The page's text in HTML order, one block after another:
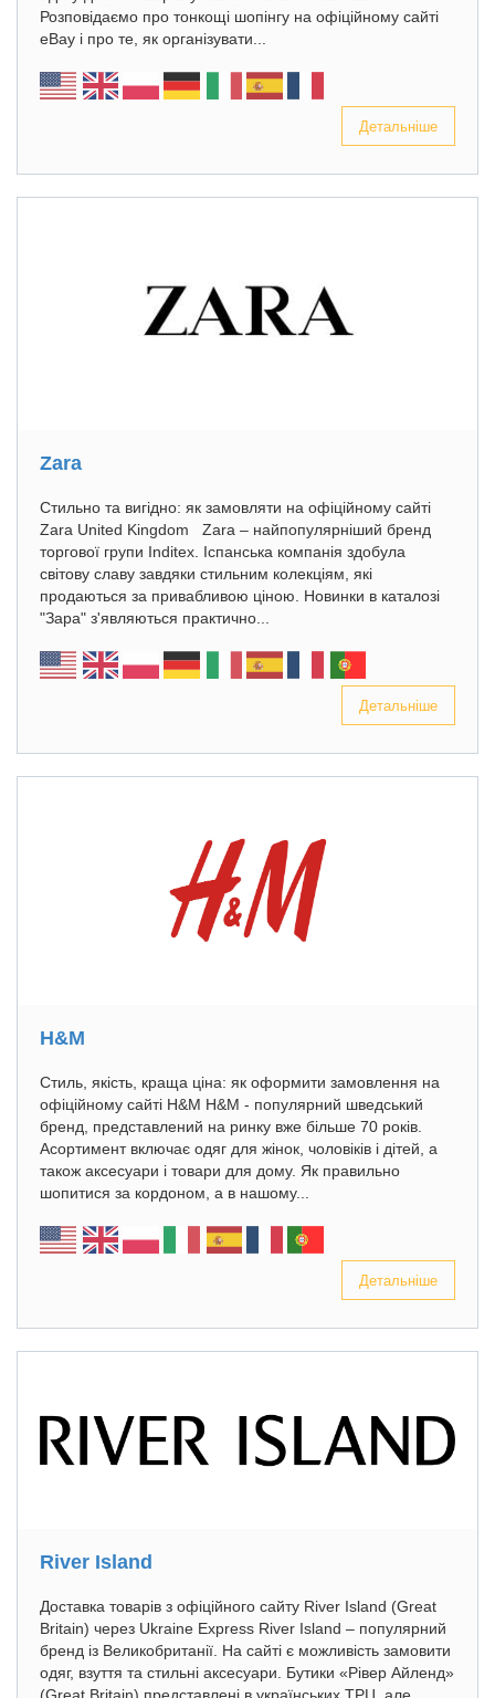
Розповідаємо про тонкощі шопінгу на офіційному сайті
eBay і про те, як організувати...
Детальніше
Zara
Стильно та вигідно: як замовляти на офіційному сайті
Zara United Kingdom Zara – найпопулярніший бренд
торгової групи Inditex. Іспанська компанія здобула
світову славу завдяки стильним колекціям, які
продаються за привабливою ціною. Новинки в каталозі
"Зара" з'являються практично...
Детальніше
H&M
Стиль, якість, краща ціна: як оформити замовлення на
офіційному сайті H&M H&M - популярний шведський
бренд, представлений на ринку вже більше 70 років.
Асортимент включає одяг для жінок, чоловіків і дітей, а
також аксесуари і товари для дому. Як правильно
шопитися за кордоном, а в нашому...
Детальніше
River Island
Доставка товарів з офіційного сайту River Island (Great
Britain) через Ukraine Express River Island – популярний
бренд із Великобританії. На сайті є можливість замовити
одяг, взуття та стильні аксесуари. Бутики «Рівер Айленд»